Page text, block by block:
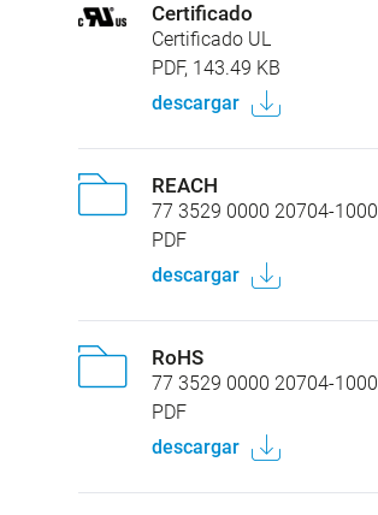
Certificado
Certificado UL
PDF, 143.49 KB
descargar
REACH
77 3529 0000 20704-1000
PDF
descargar
RoHS
77 3529 0000 20704-1000
PDF
descargar